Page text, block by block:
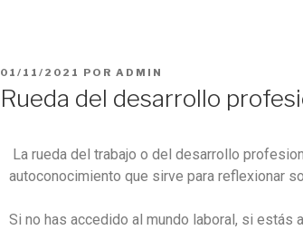
01/11/2021 POR ADMIN
Rueda del desarrollo
La rueda del trabajo o del desarrollo
autoconocimiento que sirve para reflexionar
Si no has accedido al mundo laboral, si estás